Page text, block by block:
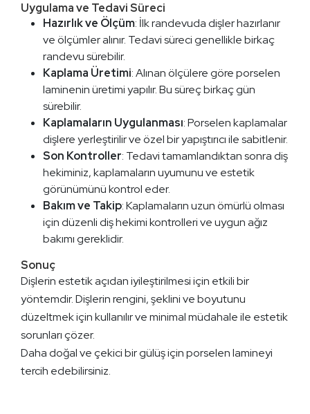
Uygulama ve Tedavi Süreci
Hazırlık ve Ölçüm: İlk randevuda dişler hazırlanır
ve ölçümler alınır. Tedavi süreci genellikle birkaç
randevu sürebilir.
Kaplama Üretimi: Alınan ölçülere göre porselen
laminenin üretimi yapılır. Bu süreç birkaç gün
sürebilir.
Kaplamaların Uygulanması: Porselen kaplamalar
dişlere yerleştirilir ve özel bir yapıştırıcı ile sabitlenir.
Son Kontroller: Tedavi tamamlandıktan sonra diş
hekiminiz, kaplamaların uyumunu ve estetik
görünümünü kontrol eder.
Bakım ve Takip: Kaplamaların uzun ömürlü olması
için düzenli diş hekimi kontrolleri ve uygun ağız
bakımı gereklidir.
Sonuç
Dişlerin estetik açıdan iyileştirilmesi için etkili bir
yöntemdir. Dişlerin rengini, şeklini ve boyutunu
düzeltmek için kullanılır ve minimal müdahale ile estetik
sorunları çözer.
Daha doğal ve çekici bir gülüş için porselen lamineyi
tercih edebilirsiniz.